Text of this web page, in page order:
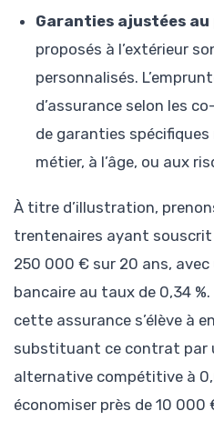
Garanties ajustées
proposés à l’extérieur
personnalisés.
d’assurance selon les
de garanties
métier, à l’âge, ou aux
À titre d’illustration,
trentenaires ayant
250 000 € sur 20 ans,
bancaire au taux de 0,34
cette assurance s’élève à
substituant ce contrat par
alternative compétitive à
économiser près de 10